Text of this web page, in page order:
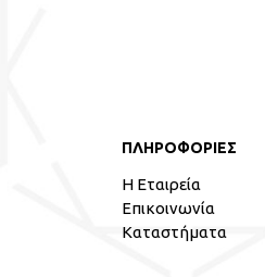
ΠΛΗΡΟΦΟΡΙΕΣ
Η Εταιρεία
Επικοινωνία
Καταστήματα